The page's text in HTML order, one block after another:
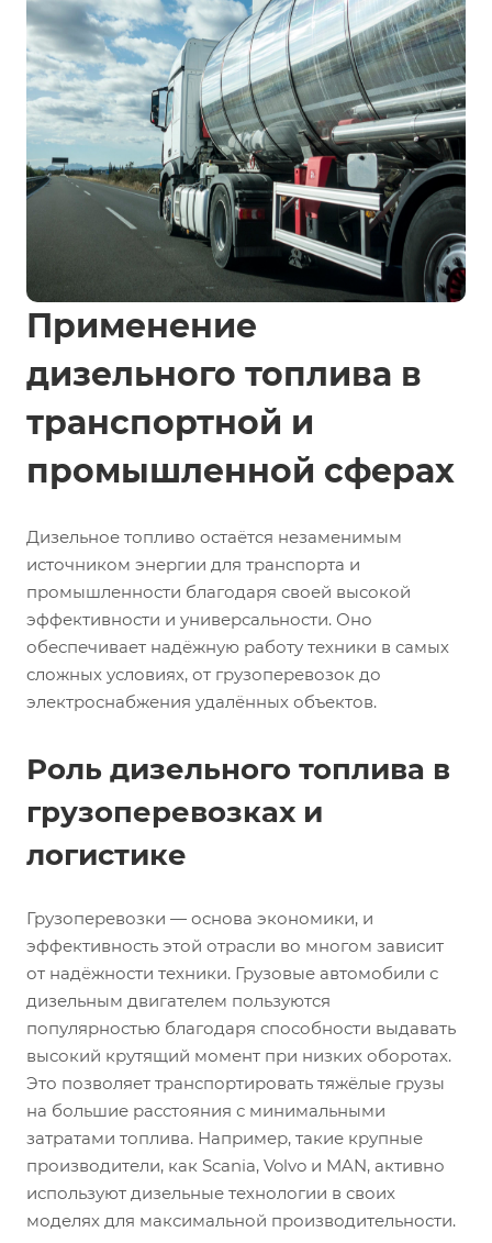
Применение
дизельного топлива в
транспортной и
промышленной сферах
Дизельное топливо остаётся незаменимым
источником энергии для транспорта и
промышленности благодаря своей высокой
эффективности и универсальности. Оно
обеспечивает надёжную работу техники в самых
сложных условиях, от грузоперевозок до
электроснабжения удалённых объектов.
Роль дизельного топлива в
грузоперевозках и
логистике
Грузоперевозки — основа экономики, и
эффективность этой отрасли во многом зависит
от надёжности техники. Грузовые автомобили с
дизельным двигателем пользуются
популярностью благодаря способности выдавать
высокий крутящий момент при низких оборотах.
Это позволяет транспортировать тяжёлые грузы
на большие расстояния с минимальными
затратами топлива. Например, такие крупные
производители, как Scania, Volvo и MAN, активно
используют дизельные технологии в своих
моделях для максимальной производительности.